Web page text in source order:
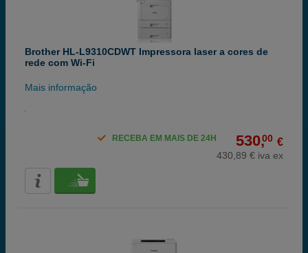
Brother HL-L9310CDWT Impressora laser a cores de
rede com Wi-Fi
Mais informação
530,00 €
430,89 € iva ex
RECEBA EM MAIS DE 24H